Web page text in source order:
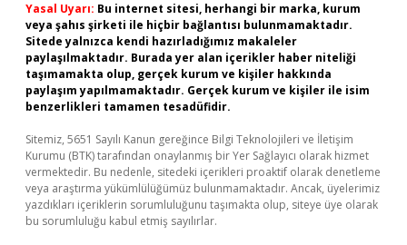
Yasal Uyarı: Bu internet sitesi, herhangi bir marka, kurum
veya şahıs şirketi ile hiçbir bağlantısı bulunmamaktadır.
Sitede yalnızca kendi hazırladığımız makaleler
paylaşılmaktadır. Burada yer alan içerikler haber niteliği
taşımamakta olup, gerçek kurum ve kişiler hakkında
paylaşım yapılmamaktadır. Gerçek kurum ve kişiler ile isim
benzerlikleri tamamen tesadüfidir.
Sitemiz, 5651 Sayılı Kanun gereğince Bilgi Teknolojileri ve İletişim
Kurumu (BTK) tarafından onaylanmış bir Yer Sağlayıcı olarak hizmet
vermektedir. Bu nedenle, sitedeki içerikleri proaktif olarak denetleme
veya araştırma yükümlülüğümüz bulunmamaktadır. Ancak, üyelerimiz
yazdıkları içeriklerin sorumluluğunu taşımakta olup, siteye üye olarak
bu sorumluluğu kabul etmiş sayılırlar.